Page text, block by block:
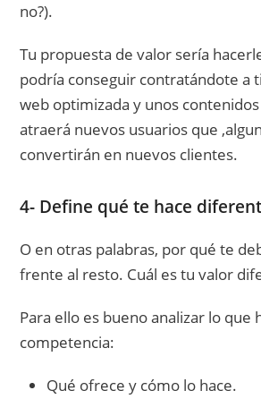
no?).
Tu propuesta de valor sería
podría conseguir contratándote a
web optimizada y unos
atraerá nuevos usuarios que
convertirán en nuevos clientes.
4- Define qué te hace
O en otras palabras, por qué te
frente al resto. Cuál es tu valor
Para ello es bueno analizar lo que
competencia:
Qué ofrece y cómo lo hace.